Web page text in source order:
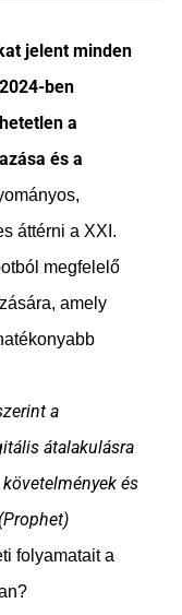
jelent minden
ben
a
és a
áttérni a XXI.
megfelelő
amely
a
átalakulásra
és
folyamatait a